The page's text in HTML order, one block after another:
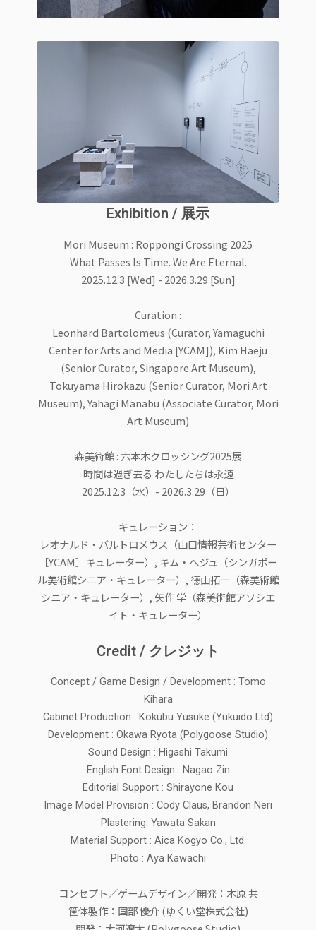
Exhibition / 展示
Mori Museum : Roppongi Crossing 2025
What Passes Is Time. We Are Eternal.
2025.12.3 [Wed] - 2026.3.29 [Sun]
Curation :
Leonhard Bartolomeus (Curator, Yamaguchi
Center for Arts and Media [YCAM]), Kim Haeju
(Senior Curator, Singapore Art Museum),
Tokuyama Hirokazu (Senior Curator, Mori Art
Museum), Yahagi Manabu (Associate Curator, Mori
Art Museum)
森美術館 : 六本木クロッシング2025展
時間は過ぎ去る わたしたちは永遠
2025.12.3（水）- 2026.3.29（日）
キュレーション：
レオナルド・バルトロメウス（山口情報芸術センター
［YCAM］キュレーター）, キム・へジュ（シンガポー
ル美術館シニア・キュレーター）, 德山拓一（森美術館
シニア・キュレーター）, 矢作 学（森美術館アソシエ
イト・キュレーター）
Credit / クレジット
Concept / Game Design / Development : Tomo
Kihara
Cabinet Production : Kokubu Yusuke (Yukuido Ltd)
Development : Okawa Ryota (Polygoose Studio)
Sound Design : Higashi Takumi
English Font Design : Nagao Zin
Editorial Support : Shirayone Kou
Image Model Provision : Cody Claus, Brandon Neri
Plastering: Yawata Sakan
Material Support : Aica Kogyo Co., Ltd.
Photo : Aya Kawachi
コンセプト／ゲームデザイン／開発：木原 共
筐体製作：国部 優介 (ゆくい堂株式会社)